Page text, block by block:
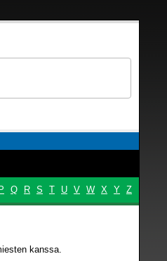
P Q R S T U V W X Y Z
kanssa.